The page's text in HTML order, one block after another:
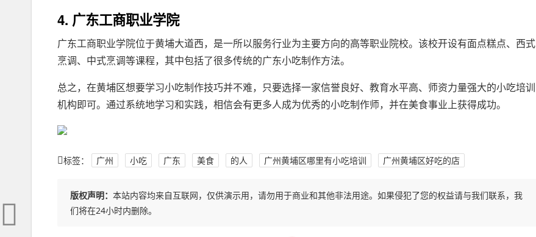
4. 广东工商职业学院
广东工商职业学院位于黄埔大道西，是一所以服务行业为主要方向的高等职业院校。该校开设有面点糕点、西式
烹调、中式烹调等课程，其中包括了很多传统的广东小吃制作方法。
总之，在黄埔区想要学习小吃制作技巧并不难，只要选择一家信誉良好、教育水平高、师资力量强大的小吃培训
机构即可。通过系统地学习和实践，相信会有更多人成为优秀的小吃制作师，并在美食事业上获得成功。
标签： 广州 小吃 广东 美食 的人 广州黄埔区哪里有小吃培训 广州黄埔区好吃的店
版权声明： 本站内容均来自互联网，仅供演示用，请勿用于商业和其他非法用途。如果侵犯了您的权益请与我们联系，我
们将在24小时内删除。